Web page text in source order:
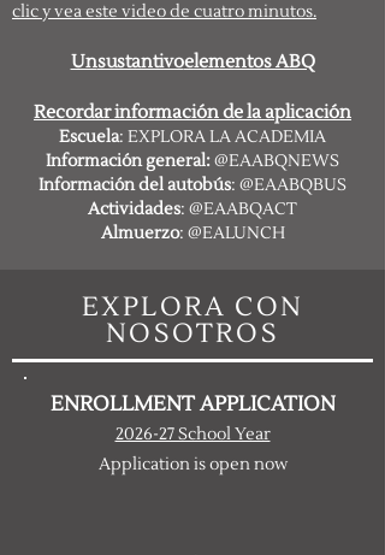
clic y vea este video de cuatro minutos.
Unsustantivoelementos ABQ
Recordar información de la aplicación
Escuela: EXPLORA LA ACADEMIA
Información general:@EAABQNEWS
Información del autobús: @EAABQBUS
Actividades: @EAABQACT
Almuerzo: @EALUNCH
EXPLORA CON
NOSOTROS
ENROLLMENT APPLICATION
2026-27 School Year
Application is open now